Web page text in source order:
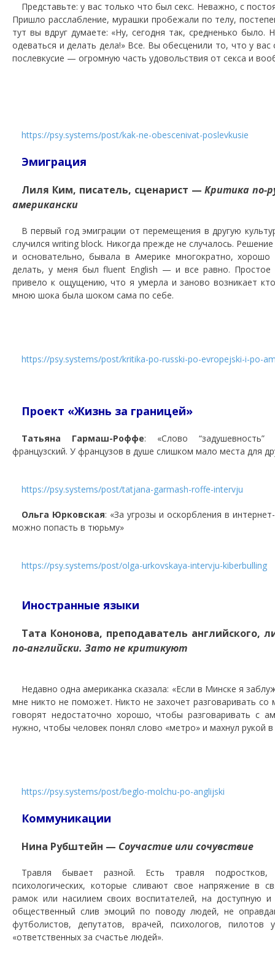
Представьте: у вас только что был секс. Неважно, с
Пришло расслабление, мурашки пробежали по телу,
тут вы вдруг думаете: «Ну, сегодня так, средненько было.
одеваться и делать дела!» Все. Вы обесценили то, что у вас
послевкусие — огромную часть удовольствия от секса и
https://psy.systems/post/kak-ne-obescenivat-poslevkusie
Эмиграция
Лиля Ким, писатель, сценарист —Критика по-
американски
В первый год эмиграции от перемещения в другую
случился writing block. Никогда прежде не случалось.
и основательно, бывала в Америке многократно,
делать, у меня был fluent English — и все равно. Простое
привело к ощущению, что я умерла и заново возникает
мною шока была шоком сама по себе.
https://psy.systems/post/kritika-po-russki-po-evropejski-i-po-
Проект «Жизнь за границей»
Татьяна Гармаш-Роффе: «Слово
французский. У французов в душе слишком мало места для
https://psy.systems/post/tatjana-garmash-roffe-intervju
Ольга Юрковская: «За угрозы и оскорбления в
можно попасть в тюрьму»
https://psy.systems/post/olga-urkovskaya-intervju-kiberbulling
Иностранные языки
Тата Кононова, преподаватель английского,
по-английски. Зато не критикуют
Недавно одна американка сказала: «Если в Минске я
мне никто не поможет. Никто не захочет разговаривать
говорят недостаточно хорошо, чтобы разговаривать с
нужно, чтобы человек понял слово «метро» и махнул рукой
https://psy.systems/post/beglo-molchu-po-anglijski
Коммуникации
Нина Рубштейн — Соучастие или сочувствие
Травля бывает разной. Есть травля
психологических, которые сливают свое напряжение в
рамок или насилием своих воспитателей, на доступную
общественный слив эмоций по поводу людей, не
футболистов, депутатов, врачей, психологов, пилотов
«ответственных за счастье людей».